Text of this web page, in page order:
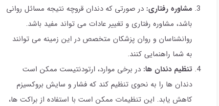
مشاوره رفتاری: در صورتی که دندان قروچه نتیجه مسائل روانی
باشد، مشاوره رفتاری و تغییر عادات می تواند مفید باشد.
روانشناسان و روان پزشکان متخصص در این زمینه می توانند
به شما راهنمایی کنند.
تنظیم دندان ها: در برخی موارد، ارتودنتیست ممکن است
دندان ها را به نحوی تنظیم کند که فشار و سایش بروکسیزم
کاهش یابد. این تنظیمات ممکن است با استفاده از براکت ها،